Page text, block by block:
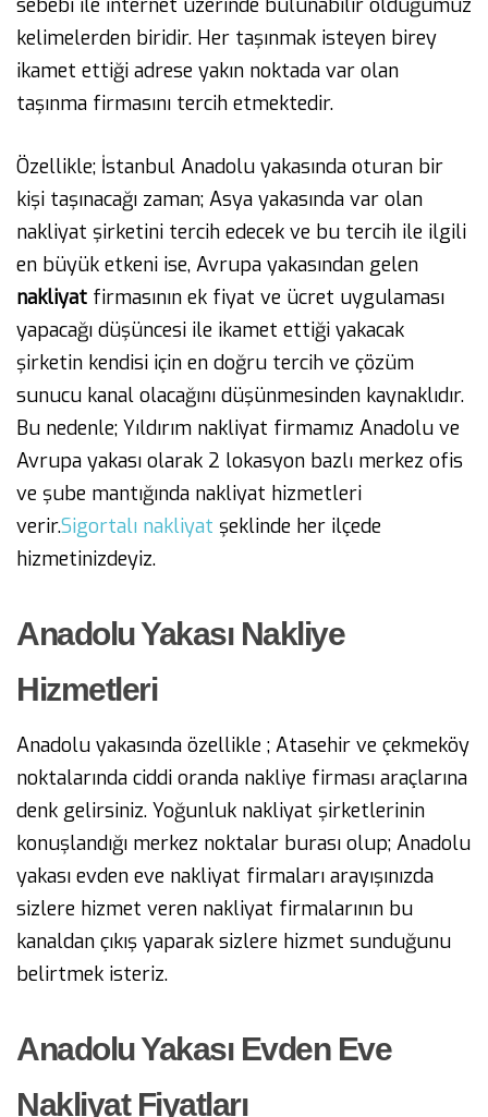
sebebi ile internet üzerinde bulunabilir olduğumuz
kelimelerden biridir. Her taşınmak isteyen birey
ikamet ettiği adrese yakın noktada var olan
taşınma firmasını tercih etmektedir.
Özellikle; İstanbul Anadolu yakasında oturan bir
kişi taşınacağı zaman; Asya yakasında var olan
nakliyat şirketini tercih edecek ve bu tercih ile ilgili
en büyük etkeni ise, Avrupa yakasından gelen
nakliyat firmasının ek fiyat ve ücret uygulaması
yapacağı düşüncesi ile ikamet ettiği yakacak
şirketin kendisi için en doğru tercih ve çözüm
sunucu kanal olacağını düşünmesinden kaynaklıdır.
Bu nedenle; Yıldırım nakliyat firmamız Anadolu ve
Avrupa yakası olarak 2 lokasyon bazlı merkez ofis
ve şube mantığında nakliyat hizmetleri
verir.Sigortalı nakliyat şeklinde her ilçede
hizmetinizdeyiz.
Anadolu Yakası Nakliye
Hizmetleri
Anadolu yakasında özellikle ; Atasehir ve çekmeköy
noktalarında ciddi oranda nakliye firması araçlarına
denk gelirsiniz. Yoğunluk nakliyat şirketlerinin
konuşlandığı merkez noktalar burası olup; Anadolu
yakası evden eve nakliyat firmaları arayışınızda
sizlere hizmet veren nakliyat firmalarının bu
kanaldan çıkış yaparak sizlere hizmet sunduğunu
belirtmek isteriz.
Anadolu Yakası Evden Eve
Nakliyat Fiyatları